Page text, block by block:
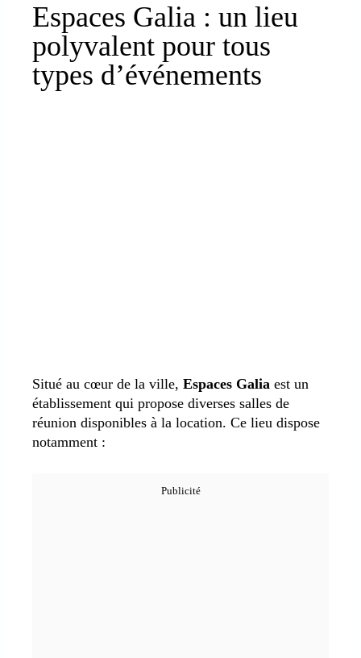
Espaces Galia : un lieu
polyvalent pour tous
types d’événements
Situé au cœur de la ville, Espaces Galia est un
établissement qui propose diverses salles de
réunion disponibles à la location. Ce lieu dispose
notamment :